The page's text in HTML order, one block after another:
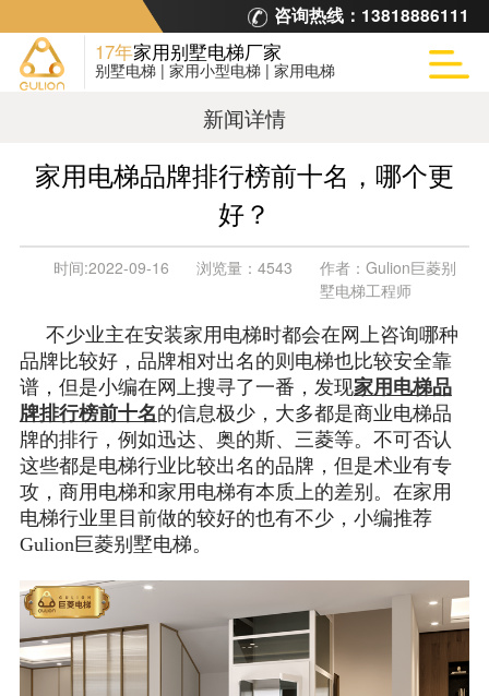
咨询热线： 13818886111
17年家用别墅电梯厂家
别墅电梯 | 家用小型电梯 | 家用电梯
新闻详情
家用电梯品牌排行榜前十名，哪个更
好？
时间:2022-09-16 浏览量： 4543 作者： Gulion巨菱别
墅电梯工程师
不少业主在安装家用电梯时都会在网上咨询哪种
品牌比较好，品牌相对出名的则电梯也比较安全靠
谱，但是小编在网上搜寻了一番，发现家用电梯品
牌排行榜前十名的信息极少，大多都是商业电梯品
牌的排行，例如迅达、奥的斯、三菱等。不可否认
这些都是电梯行业比较出名的品牌，但是术业有专
攻，商用电梯和家用电梯有本质上的差别。在家用
电梯行业里目前做的较好的也有不少，小编推荐
Gulion巨菱别墅电梯。